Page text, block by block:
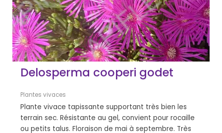
Delosperma cooperi godet
Plantes vivaces
Plante vivace tapissante supportant très bien les
terrain sec. Résistante au gel, convient pour rocaille
ou petits talus. Floraison de mai à septembre. Très